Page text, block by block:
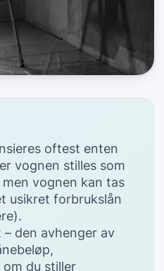
oftest enten
vognen stilles som
vognen kan tas
usikret forbrukslån
den avhenger av
du stiller